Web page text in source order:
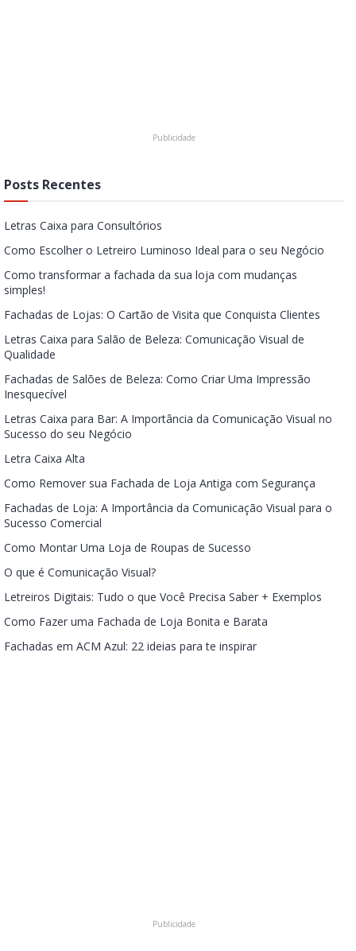
Posts Recentes
Letras Caixa para Consultórios
Como Escolher o Letreiro Luminoso Ideal para o seu Negócio
Como transformar a fachada da sua loja com mudanças
simples!
Fachadas de Lojas: O Cartão de Visita que Conquista Clientes
Letras Caixa para Salão de Beleza: Comunicação Visual de
Qualidade
Fachadas de Salões de Beleza: Como Criar Uma Impressão
Inesquecível
Letras Caixa para Bar: A Importância da Comunicação Visual no
Sucesso do seu Negócio
Letra Caixa Alta
Como Remover sua Fachada de Loja Antiga com Segurança
Fachadas de Loja: A Importância da Comunicação Visual para o
Sucesso Comercial
Como Montar Uma Loja de Roupas de Sucesso
O que é Comunicação Visual?
Letreiros Digitais: Tudo o que Você Precisa Saber + Exemplos
Como Fazer uma Fachada de Loja Bonita e Barata
Fachadas em ACM Azul: 22 ideias para te inspirar